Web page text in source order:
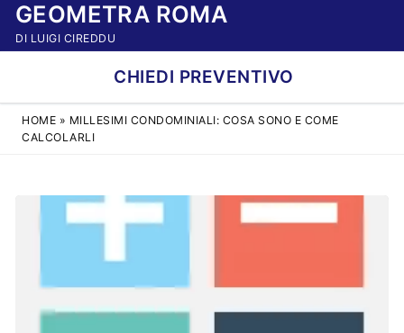
VaiGEOMETRA ROMA
DI LUIGI CIREDDU
CHIEDI PREVENTIVO
HOME » MILLESIMI CONDOMINIALI: COSA SONO E COME
CALCOLARLI